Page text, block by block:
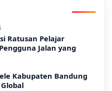
Ratusan Pelajar
Jalan yang
Kabupaten Bandung